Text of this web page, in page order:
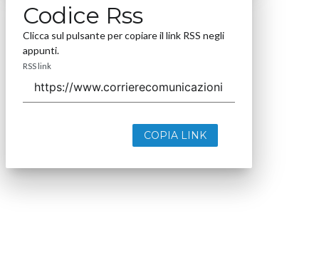
Codice Rss
Clicca sul pulsante per copiare il link RSS negli
appunti.
RSS link
COPIA LINK